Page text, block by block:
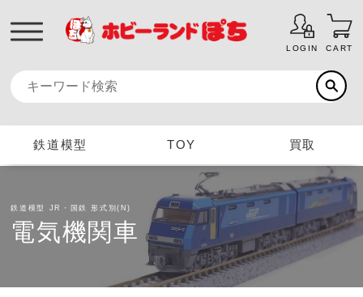
LOGIN CART
鉄道模型 TOY 買取
鉄道模型 JR・国鉄 形式別(N)
電気機関車